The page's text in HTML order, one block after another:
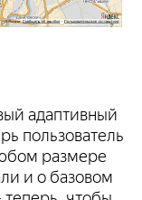
адаптивный
пользователь
размере
и о базовом